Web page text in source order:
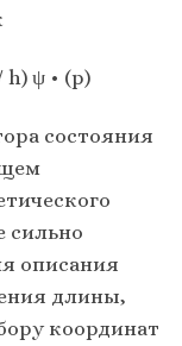
h) ψ • (p)
состояния
сильно
описания
длины,
координат